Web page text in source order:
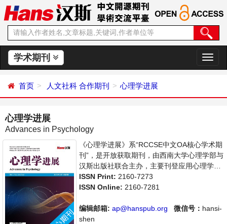
学术期刊
切
换
首页 人文社科 合作期刊 心理学进展
心理学进展
Advances in Psychology
《心理学进展》系“RCCSE中文OA核心学术期
刊”，是开放获取期刊，由西南大学心理学部与
汉斯出版社联合主办，主要刊登应用心理学、
社会心理学等领域的学术论文和成果报道及评
述。支持思想创新、学术创新，倡导科学，繁
界范围内的科学家、学者、科研人员提供一个
传播、分享和讨论心理学领域内不同方向问题
ISSN Print: 2160-7273
ISSN Online: 2160-7281
编辑邮箱: ap@hanspub.org 微信号： hansi-
shen